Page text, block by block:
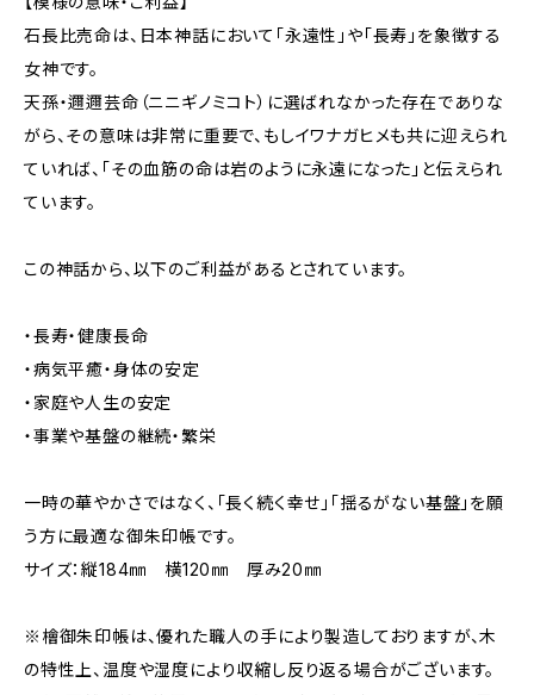
石長比売命は、日本神話において「永遠性」や「長寿」を象徴する
女神です。
天孫・邇邇芸命（ニニギノミコト）に選ばれなかった存在でありな
がら、その意味は非常に重要で、もしイワナガヒメも共に迎えられ
ていれば、「その血筋の命は岩のように永遠になった」と伝えられ
ています。
この神話から、以下のご利益があるとされています。
・長寿・健康長命
・病気平癒・身体の安定
・家庭や人生の安定
・事業や基盤の継続・繁栄
一時の華やかさではなく、「長く続く幸せ」「揺るがない基盤」を願
う方に最適な御朱印帳です。
サイズ：縦184㎜ 横120㎜ 厚み20㎜
※檜御朱印帳は、優れた職人の手により製造しておりますが、木
の特性上、温度や湿度により収縮し反り返る場合がございます。